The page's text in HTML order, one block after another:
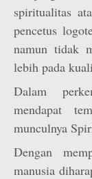
spiritualitas
pencetus
namun tidak
lebih pada
Dalam
mendapat
munculnya
Dengan
manusia